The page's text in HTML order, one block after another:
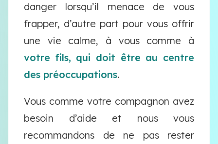
danger lorsqu’il menace de vous
frapper, d’autre part pour vous offrir
une vie calme, à vous comme à
votre fils, qui doit être au centre
des préoccupations.
Vous comme votre compagnon avez
besoin d’aide et nous vous
recommandons de ne pas rester